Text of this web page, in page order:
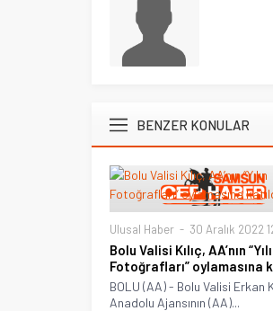
BENZER KONULAR
Ulusal Haber 30 Aralık 2022
Bolu Valisi Kılıç, AA’nın
Fotoğrafları” oylamasına
BOLU (AA) - Bolu Valisi Erkan
Anadolu Ajansının (AA)...